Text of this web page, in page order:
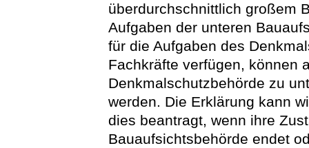
überdurchschnittlich großem
Aufgaben der unteren
für die Aufgaben des
Fachkräfte verfügen, können
Denkmalschutzbehörde zu
werden. Die Erklärung kann
dies beantragt, wenn ihre
Bauaufsichtsbehörde endet